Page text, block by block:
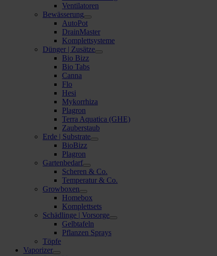
Ventilatoren
Bewässerung
AutoPot
DrainMaster
Komplettsysteme
Dünger | Zusätze
Bio Bizz
Bio Tabs
Canna
Flo
Hesi
Mykorrhiza
Plagron
Terra Aquatica (GHE)
Zauberstaub
Erde | Substrate
BioBizz
Plagron
Gartenbedarf
Scheren & Co.
Temperatur & Co.
Growboxen
Homebox
Komplettsets
Schädlinge | Vorsorge
Gelbtafeln
Pflanzen Sprays
Töpfe
Vaporizer